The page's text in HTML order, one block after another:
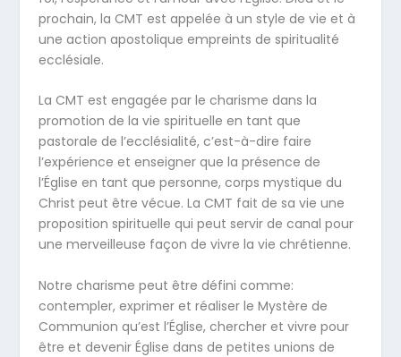
prochain, la CMT est appelée à un style de vie et à
une action apostolique empreints de spiritualité
ecclésiale.
La CMT est engagée par le charisme dans la
promotion de la vie spirituelle en tant que
pastorale de l’ecclésialité, c’est-à-dire faire
l’expérience et enseigner que la présence de
l’Église en tant que personne, corps mystique du
Christ peut être vécue. La CMT fait de sa vie une
proposition spirituelle qui peut servir de canal pour
une merveilleuse façon de vivre la vie chrétienne.
Notre charisme peut être défini comme:
contempler, exprimer et réaliser le Mystère de
Communion qu’est l’Église, chercher et vivre pour
être et devenir Église dans de petites unions de